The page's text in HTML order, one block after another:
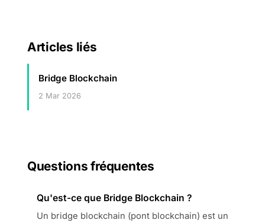
Articles liés
Bridge Blockchain
2 Mar 2026
Questions fréquentes
Qu'est-ce que Bridge Blockchain ?
Un bridge blockchain (pont blockchain) est un